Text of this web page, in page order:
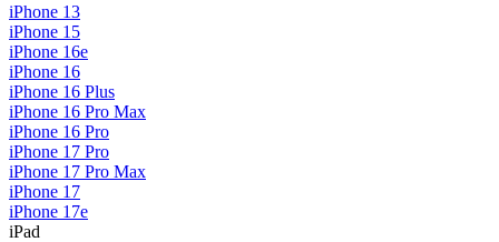
iPhone 13
iPhone 15
iPhone 16e
iPhone 16
iPhone 16 Plus
iPhone 16 Pro Max
iPhone 16 Pro
iPhone 17 Pro
iPhone 17 Pro Max
iPhone 17
iPhone 17e
iPad